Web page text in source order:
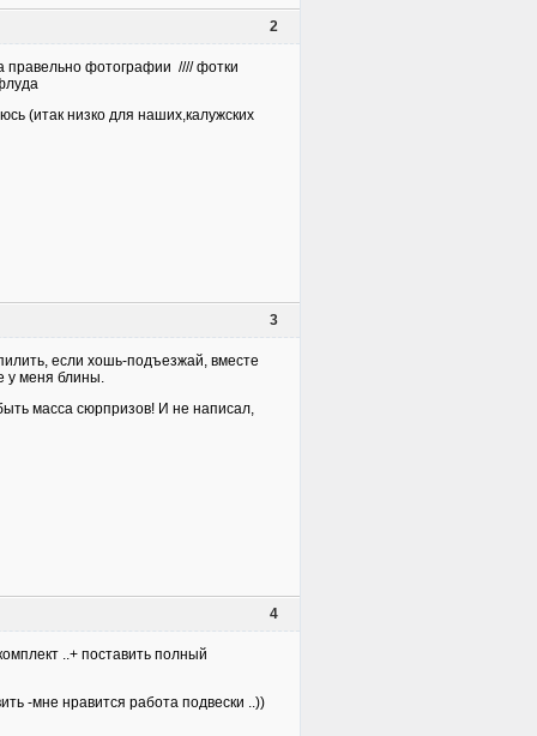
2
правельно фотографии //// фотки
(итак низко для наших,калужских
3
если хошь-подъезжай, вместе
у меня блины.
масса сюрпризов! И не написал,
4
..+ поставить полный
-мне нравится работа подвески ..))